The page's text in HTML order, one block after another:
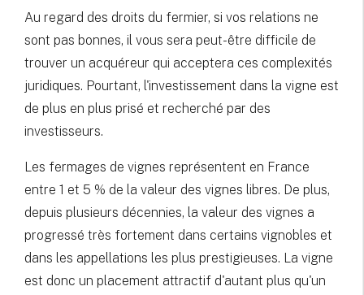
Au regard des droits du fermier, si vos relations ne
sont pas bonnes, il vous sera peut-être difficile de
trouver un acquéreur qui acceptera ces complexités
juridiques. Pourtant, l'investissement dans la vigne est
de plus en plus prisé et recherché par des
investisseurs.
Les fermages de vignes représentent en France
entre 1 et 5 % de la valeur des vignes libres. De plus,
depuis plusieurs décennies, la valeur des vignes a
progressé très fortement dans certains vignobles et
dans les appellations les plus prestigieuses. La vigne
est donc un placement attractif d'autant plus qu'un